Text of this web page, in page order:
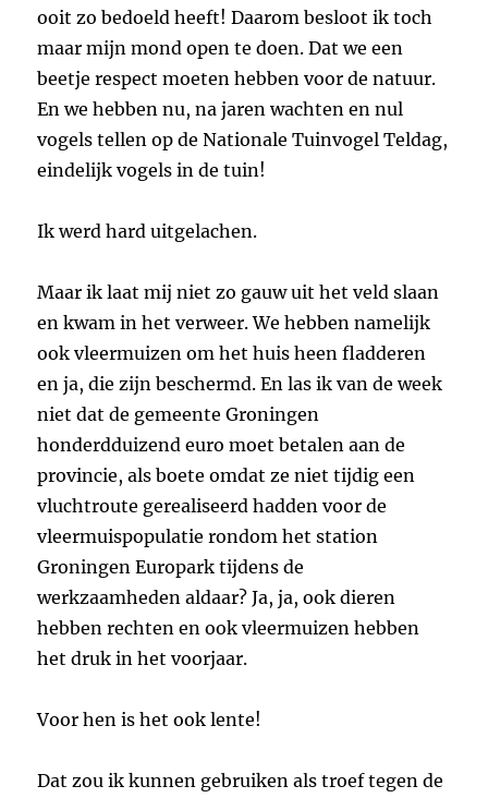
ooit zo bedoeld heeft! Daarom besloot ik toch
maar mijn mond open te doen. Dat we een
beetje respect moeten hebben voor de natuur.
En we hebben nu, na jaren wachten en nul
vogels tellen op de Nationale Tuinvogel Teldag,
eindelijk vogels in de tuin!
Ik werd hard uitgelachen.
Maar ik laat mij niet zo gauw uit het veld slaan
en kwam in het verweer. We hebben namelijk
ook vleermuizen om het huis heen fladderen
en ja, die zijn beschermd. En las ik van de week
niet dat de gemeente Groningen
honderdduizend euro moet betalen aan de
provincie, als boete omdat ze niet tijdig een
vluchtroute gerealiseerd hadden voor de
vleermuispopulatie rondom het station
Groningen Europark tijdens de
werkzaamheden aldaar? Ja, ja, ook dieren
hebben rechten en ook vleermuizen hebben
het druk in het voorjaar.
Voor hen is het ook lente!
Dat zou ik kunnen gebruiken als troef tegen de